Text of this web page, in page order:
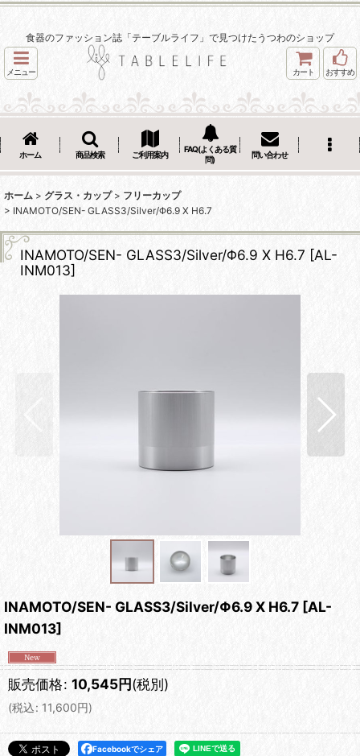
食器のファッション誌「テーブルライフ」で見つけたうつわのショップ
メニュー カート おすすめ
ホーム 商品検索 ご利用案内
FAQ(よくある質
問)
問い合わせ
ホーム > グラス・カップ > フリーカップ
> INAMOTO/SEN- GLASS3/Silver/Φ6.9 X H6.7
INAMOTO/SEN- GLASS3/Silver/Φ6.9 X H6.7 [AL-
INM013]
INAMOTO/SEN- GLASS3/Silver/Φ6.9 X H6.7 [AL-
INM013]
販売価格: 10,545円(税別)
(税込: 11,600円)
Facebookでシェア